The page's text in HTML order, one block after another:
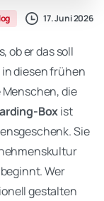
17. Juni 2026
ob er das soll
diesen frühen
die
Boxist
Sie
Wer
gestalten